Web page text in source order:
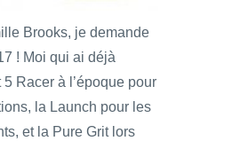
Brooks, je demande
! Moi qui ai déjà
Racer à l’époque pour
la Launch pour les
et la Pure Grit lors